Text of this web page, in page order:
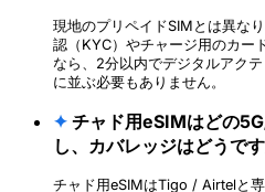
現地のプリペイドSIMとは異な
認（KYC）やチャージ用のカー
なら、2分以内でデジタルアク
に並ぶ必要もありません。
✦ チャド用eSIMはどの
し、カバレッジはどうで
チャド用eSIMはTigo / Airtelと